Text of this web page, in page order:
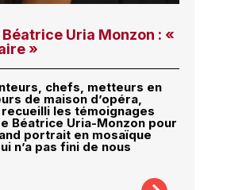
Uria Monzon : «
»
chefs, metteurs en
de maison d’opéra,
les témoignages
Béatrice Uria-Monzon pour
portrait en mosaïque
n’a pas fini de nous